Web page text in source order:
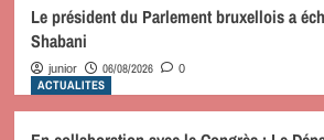
Le président du Parlement bruxellois a
Shabani
junior 06/08/2026 0
ACTUALITES